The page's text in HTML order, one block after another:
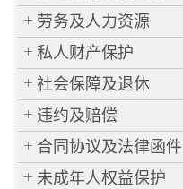
劳务及人力资源
私人财产保护
社会保障及退休
违约及赔偿
合同协议及法律函件
未成年人权益保护